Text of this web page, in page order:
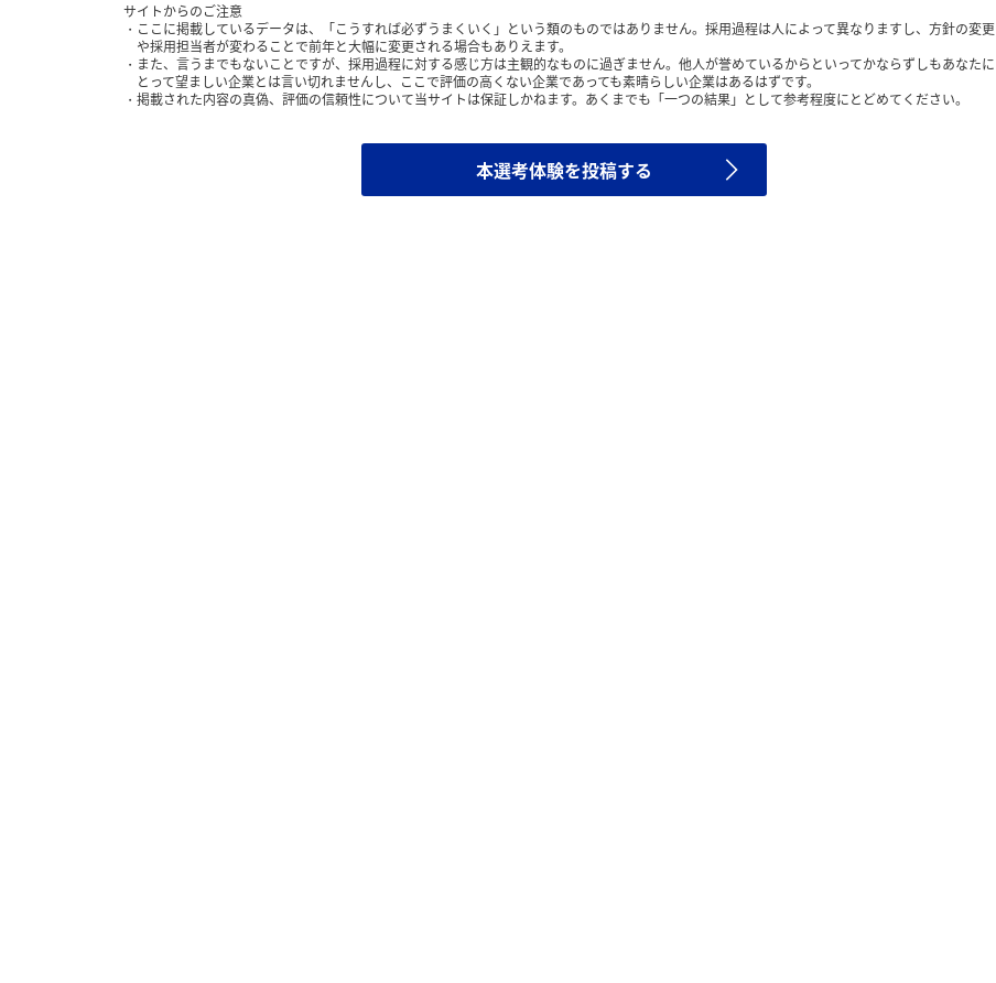
サイトからのご注意
ここに掲載しているデータは、「こうすれば必ずうまくいく」という類のものではありません。採用過程は人によって異なりますし、方針の変更
や採用担当者が変わることで前年と大幅に変更される場合もありえます。
また、言うまでもないことですが、採用過程に対する感じ方は主観的なものに過ぎません。他人が誉めているからといってかならずしもあなたに
とって望ましい企業とは言い切れませんし、ここで評価の高くない企業であっても素晴らしい企業はあるはずです。
掲載された内容の真偽、評価の信頼性について当サイトは保証しかねます。あくまでも「一つの結果」として参考程度にとどめてください。
本選考体験を投稿する